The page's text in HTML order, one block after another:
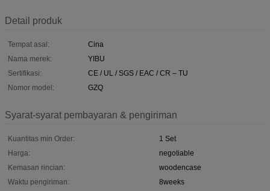
Detail produk
Tempat asal:
Cina
Nama merek:
YIBU
Sertifikasi:
CE / UL / SGS / EAC / CR – TU
Nomor model:
GZQ
Syarat-syarat pembayaran & pengiriman
Kuantitas min Order:
1 Set
Harga:
negotiable
Kemasan rincian:
woodencase
Waktu pengiriman:
8weeks